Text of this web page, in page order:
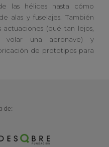
las hélices hasta cómo
alas y fuselajes. También
(qué tan lejos,
una aeronave) y
de prototipos para
de: